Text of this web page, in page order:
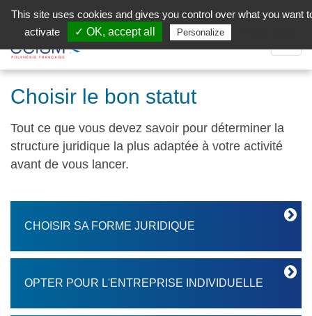
Facebook (Customer Chat) is disabled.
la
Choisir le bon statut
Tout ce que vous devez savoir pour déterminer la
structure juridique la plus adaptée à votre activité
avant de vous lancer.
CHOISIR SA FORME JURIDIQUE
OPTER POUR L'ENTREPRISE INDIVIDUELLE
This site uses cookies and gives you control over what you want
activate
✓ OK, accept all Personalize